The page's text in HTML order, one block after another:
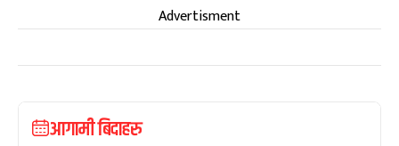
Advertisment
आगामी बिदाहरु